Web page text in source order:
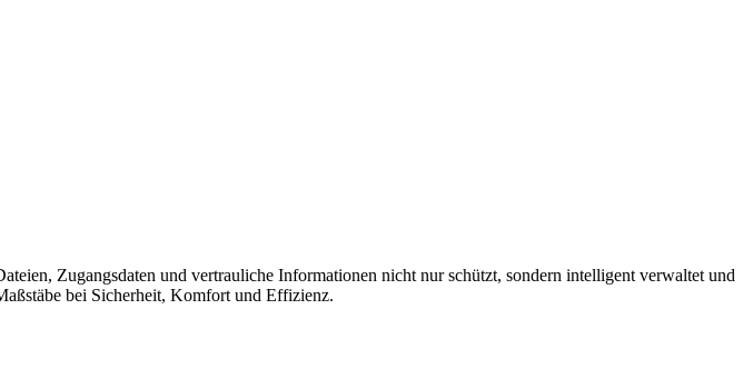
Zugangsdaten und vertrauliche Informationen nicht nur schützt, sondern intelligent verwaltet und
bei Sicherheit, Komfort und Effizienz.